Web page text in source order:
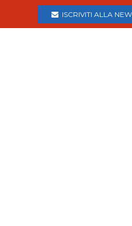
ISCRIVITI ALLA